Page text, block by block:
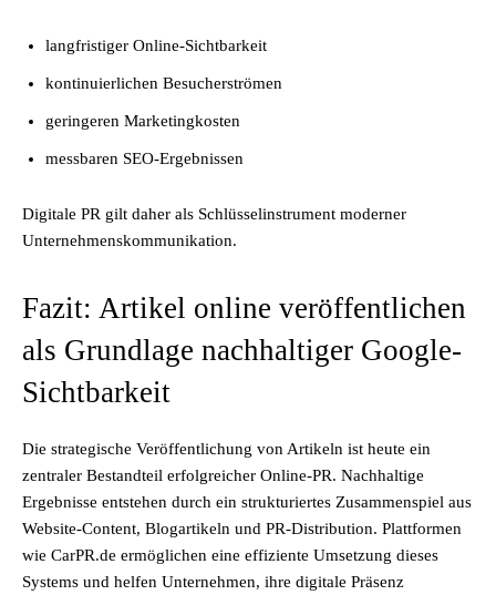
langfristiger Online-Sichtbarkeit
kontinuierlichen Besucherströmen
geringeren Marketingkosten
messbaren SEO-Ergebnissen
Digitale PR gilt daher als Schlüsselinstrument moderner
Unternehmenskommunikation.
Fazit: Artikel online veröffentlichen
als Grundlage nachhaltiger Google-
Sichtbarkeit
Die strategische Veröffentlichung von Artikeln ist heute ein
zentraler Bestandteil erfolgreicher Online-PR. Nachhaltige
Ergebnisse entstehen durch ein strukturiertes Zusammenspiel aus
Website-Content, Blogartikeln und PR-Distribution. Plattformen
wie CarPR.de ermöglichen eine effiziente Umsetzung dieses
Systems und helfen Unternehmen, ihre digitale Präsenz